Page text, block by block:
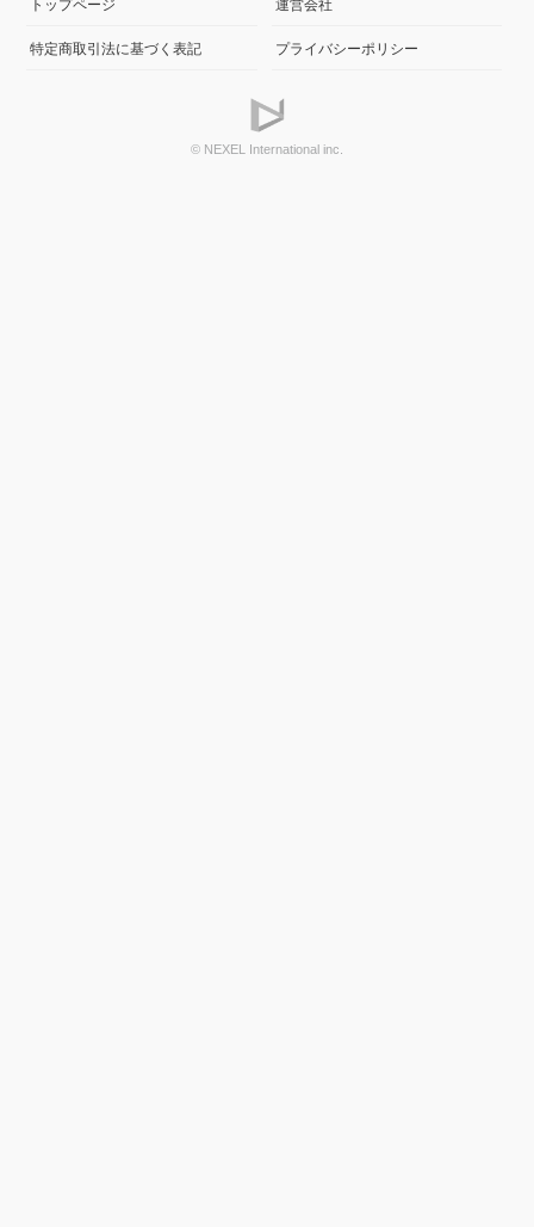
トップページ 運営会社
特定商取引法に基づく表記 プライバシーポリシー
© NEXEL International inc.